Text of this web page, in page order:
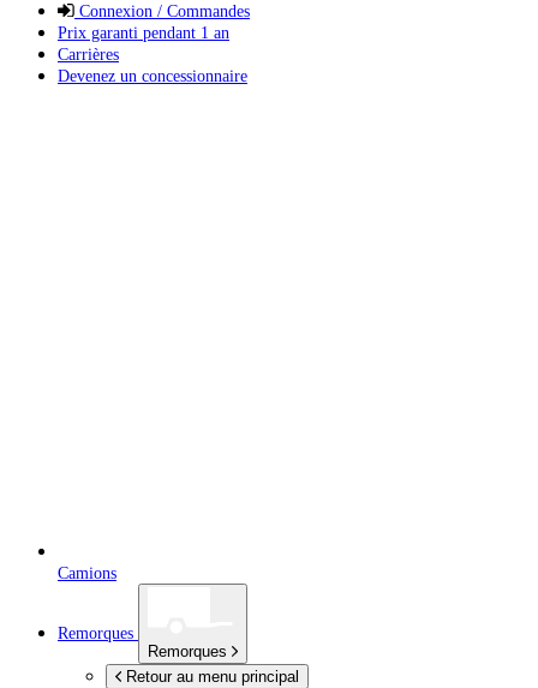
Connexion / Commandes
Prix garanti pendant 1 an
Carrières
Devenez un concessionnaire
Camions
Remorques
Remorques
Retour au menu principal